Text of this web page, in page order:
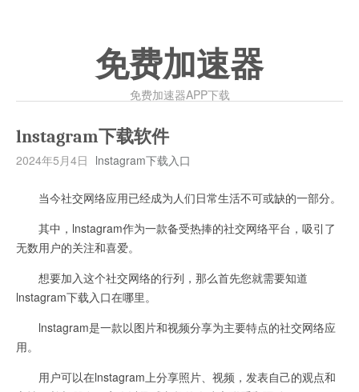
免费加速器
免费加速器APP下载
lnstagram下载软件
2024年5月4日 lnstagram下载入口
当今社交网络应用已经成为人们日常生活不可或缺的一部分。
其中，lnstagram作为一款备受热捧的社交网络平台，吸引了
无数用户的关注和喜爱。
想要加入这个社交网络的行列，那么首先您就需要知道
lnstagram下载入口在哪里。
lnstagram是一款以图片和视频分享为主要特点的社交网络应
用。
用户可以在lnstagram上分享照片、视频，发表自己的观点和